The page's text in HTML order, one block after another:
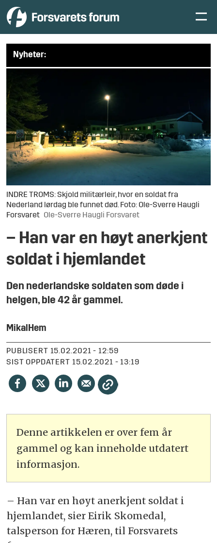
Nyheter:
INDRE TROMS: Skjold militærleir, hvor en soldat fra
Nederland lørdag ble funnet død. Foto: Ole-Sverre Haugli
Forsvaret Ole-Sverre Haugli Forsvaret
– Han var en høyt anerkjent
soldat i hjemlandet
Den nederlandske soldaten som døde i
helgen, ble 42 år gammel.
MikalHem
PUBLISERT
15.02.2021 - 12:59
SIST OPPDATERT
15.02.2021 - 13:19
Denne artikkelen er over fem år
gammel og kan inneholde utdatert
informasjon.
– Han var en høyt anerkjent soldat i
hjemlandet, sier Eirik Skomedal,
talsperson for Hæren, til Forsvarets